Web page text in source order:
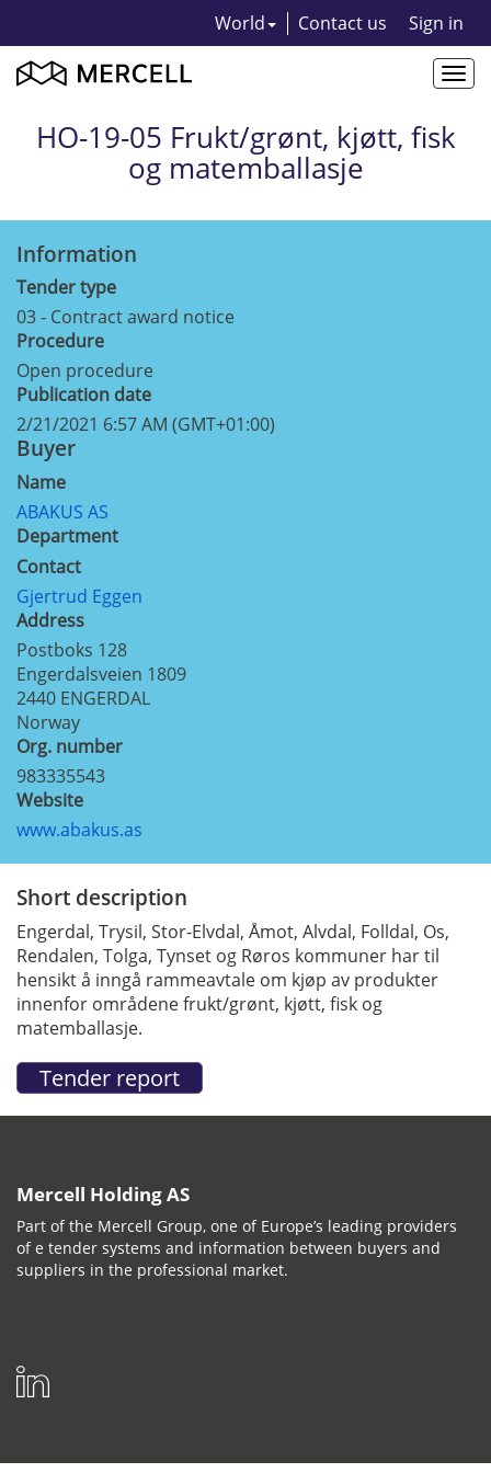
World Contact us Sign in
HO-19-05 Frukt/grønt, kjøtt, fisk
og matemballasje
Information
Tender type
03 - Contract award notice
Procedure
Open procedure
Publication date
2/21/2021 6:57 AM (GMT+01:00)
Buyer
Name
ABAKUS AS
Department
Contact
Gjertrud Eggen
Address
Postboks 128
Engerdalsveien 1809
2440 ENGERDAL
Norway
Org. number
983335543
Website
www.abakus.as
Short description
Engerdal, Trysil, Stor-Elvdal, Åmot, Alvdal, Folldal, Os,
Rendalen, Tolga, Tynset og Røros kommuner har til
hensikt å inngå rammeavtale om kjøp av produkter
innenfor områdene frukt/grønt, kjøtt, fisk og
matemballasje.
Mercell Holding AS
Part of the Mercell Group, one of Europe’s leading providers
of e tender systems and information between buyers and
suppliers in the professional market.